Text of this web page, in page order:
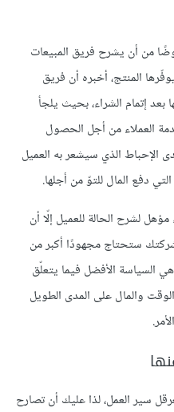
من أن يشرح فريق المبيعات
المنتج، أخبره أن فريق
إتمام الشراء، بحيث يلجأ
العملاء من أجل الحصول
الإحباط الذي سيشعر به العميل
دفع المال للتوّ من أجلها.
لشرح الحالة للعميل إلّا أن
ستحتاج مجهودًا أكبر من
السياسة الأفضل فيما يتعلّق
والمال على المدى الطويل
سير العمل، لذا عليك أن تصارح